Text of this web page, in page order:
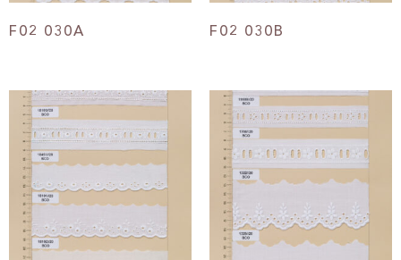
F02 030A F02 030B